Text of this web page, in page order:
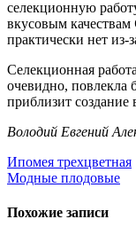
селекционную
вкусовым качествам
практически нет из-
Селекционная
очевидно, повлекла
приблизит создание
Володий Евгений
Навигация
по
записям
Ипомея трехцветная
Модные плодовые
Похожие записи